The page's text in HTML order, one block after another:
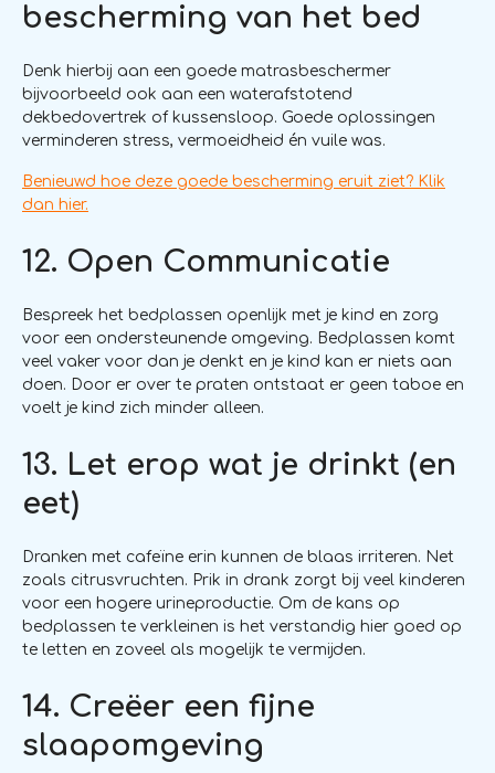
bescherming van het bed
Denk hierbij aan een goede matrasbeschermer
bijvoorbeeld ook aan een waterafstotend
dekbedovertrek of kussensloop. Goede oplossingen
verminderen stress, vermoeidheid én vuile was.
Benieuwd hoe deze goede bescherming eruit ziet? Klik
dan hier.
12. Open Communicatie
Bespreek het bedplassen openlijk met je kind en zorg
voor een ondersteunende omgeving. Bedplassen komt
veel vaker voor dan je denkt en je kind kan er niets aan
doen. Door er over te praten ontstaat er geen taboe en
voelt je kind zich minder alleen.
13. Let erop wat je drinkt (en
eet)
Dranken met cafeïne erin kunnen de blaas irriteren. Net
zoals citrusvruchten. Prik in drank zorgt bij veel kinderen
voor een hogere urineproductie. Om de kans op
bedplassen te verkleinen is het verstandig hier goed op
te letten en zoveel als mogelijk te vermijden.
14. Creëer een fijne
slaapomgeving